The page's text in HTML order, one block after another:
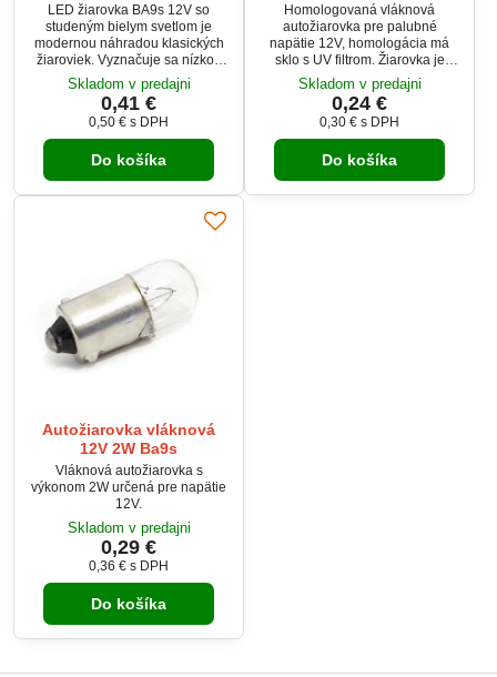
LED žiarovka BA9s 12V so
studeným bielym svetlom je
modernou náhradou klasických
žiaroviek. Vyznačuje sa nízkou
spotrebou energie a dlhou
životnosťou. Vhodná je pre
automobilové osvetlenie,
prístrojové dosky a signalizačné
svetlá. Jednoduchá inštalácia
vďaka štandardnej pätici BA9s.
Skladom v predajni
0,41 €
0,50 € s DPH
Do košíka
Homologovaná vláknová
autožiarovka pre palubné
napätie 12V, homologácia má
sklo s UV filtrom. Žiarovka je
vhodná pre všetky druhy
svetlometov.
Skladom v predajni
0,24 €
0,30 € s DPH
Do košíka
Autožiarovka vláknová
12V 2W Ba9s
Vláknová autožiarovka s
výkonom 2W určená pre napätie
12V.
Skladom v predajni
0,29 €
0,36 € s DPH
Do košíka